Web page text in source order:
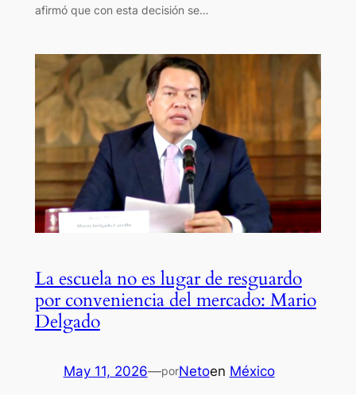
afirmó que con esta decisión se…
La escuela no es lugar de resguardo
por conveniencia del mercado: Mario
Delgado
May 11, 2026—porNetoen México